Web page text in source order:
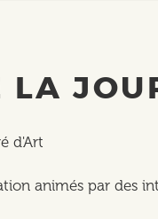
LA
d'Art
animés par des